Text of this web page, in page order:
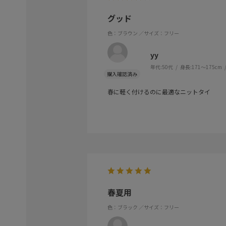
グッド
色：ブラウン ／サイズ：フリー
yy
年代:50代 身長:171～175cm
春に軽く付けるのに最適なニットタイ
春夏用
色：ブラック ／サイズ：フリー